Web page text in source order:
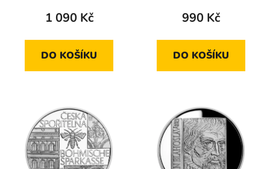
1 090 Kč
DO KOŠÍKU
990 Kč
DO KOŠÍKU